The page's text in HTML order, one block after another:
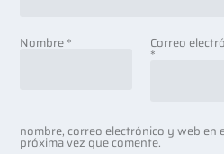
Nombre* Correo
*
nombre, correo electrónico y web en
próxima vez que comente.